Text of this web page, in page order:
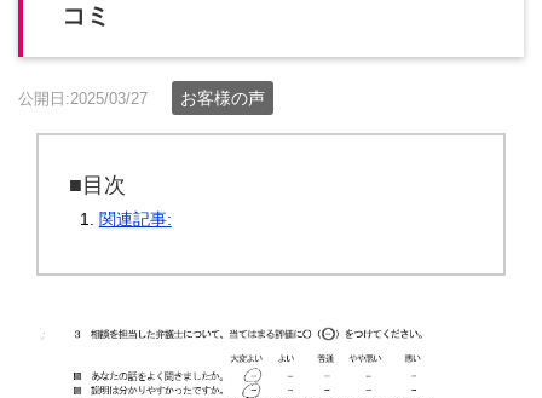
コミ
公開日:2025/03/27 お客様の声
■目次
関連記事: